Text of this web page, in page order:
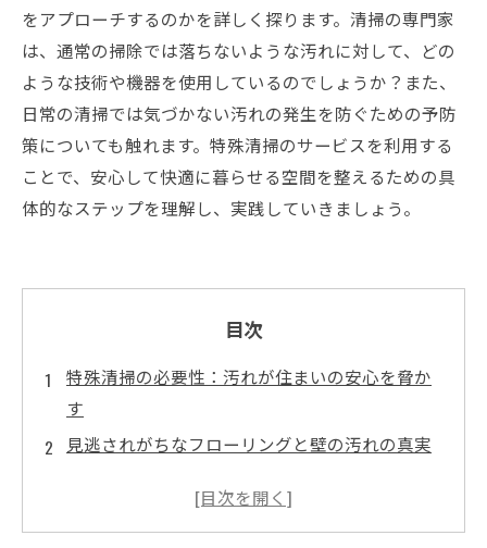
をアプローチするのかを詳しく探ります。清掃の専門家
は、通常の掃除では落ちないような汚れに対して、どの
ような技術や機器を使用しているのでしょうか？また、
日常の清掃では気づかない汚れの発生を防ぐための予防
策についても触れます。特殊清掃のサービスを利用する
ことで、安心して快適に暮らせる空間を整えるための具
体的なステップを理解し、実践していきましょう。
目次
特殊清掃の必要性：汚れが住まいの安心を脅か
す
見逃されがちなフローリングと壁の汚れの真実
頑固な汚れに対する特殊なアプローチとは